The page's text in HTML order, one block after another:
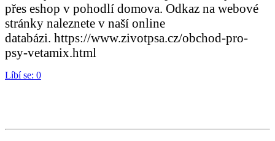
přes eshop v pohodlí domova. Odkaz na webové
stránky naleznete v naší online
databázi. https://www.zivotpsa.cz/obchod-pro-
psy-vetamix.html
Líbí se: 0